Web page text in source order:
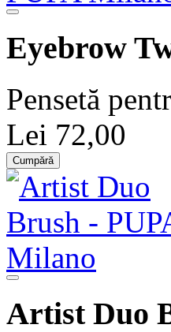
Eyebrow
Pensetă
Lei 72,00
Cumpără
Artist Duo